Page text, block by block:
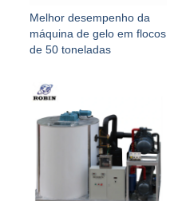
Melhor desempenho da
máquina de gelo em flocos
de 50 toneladas